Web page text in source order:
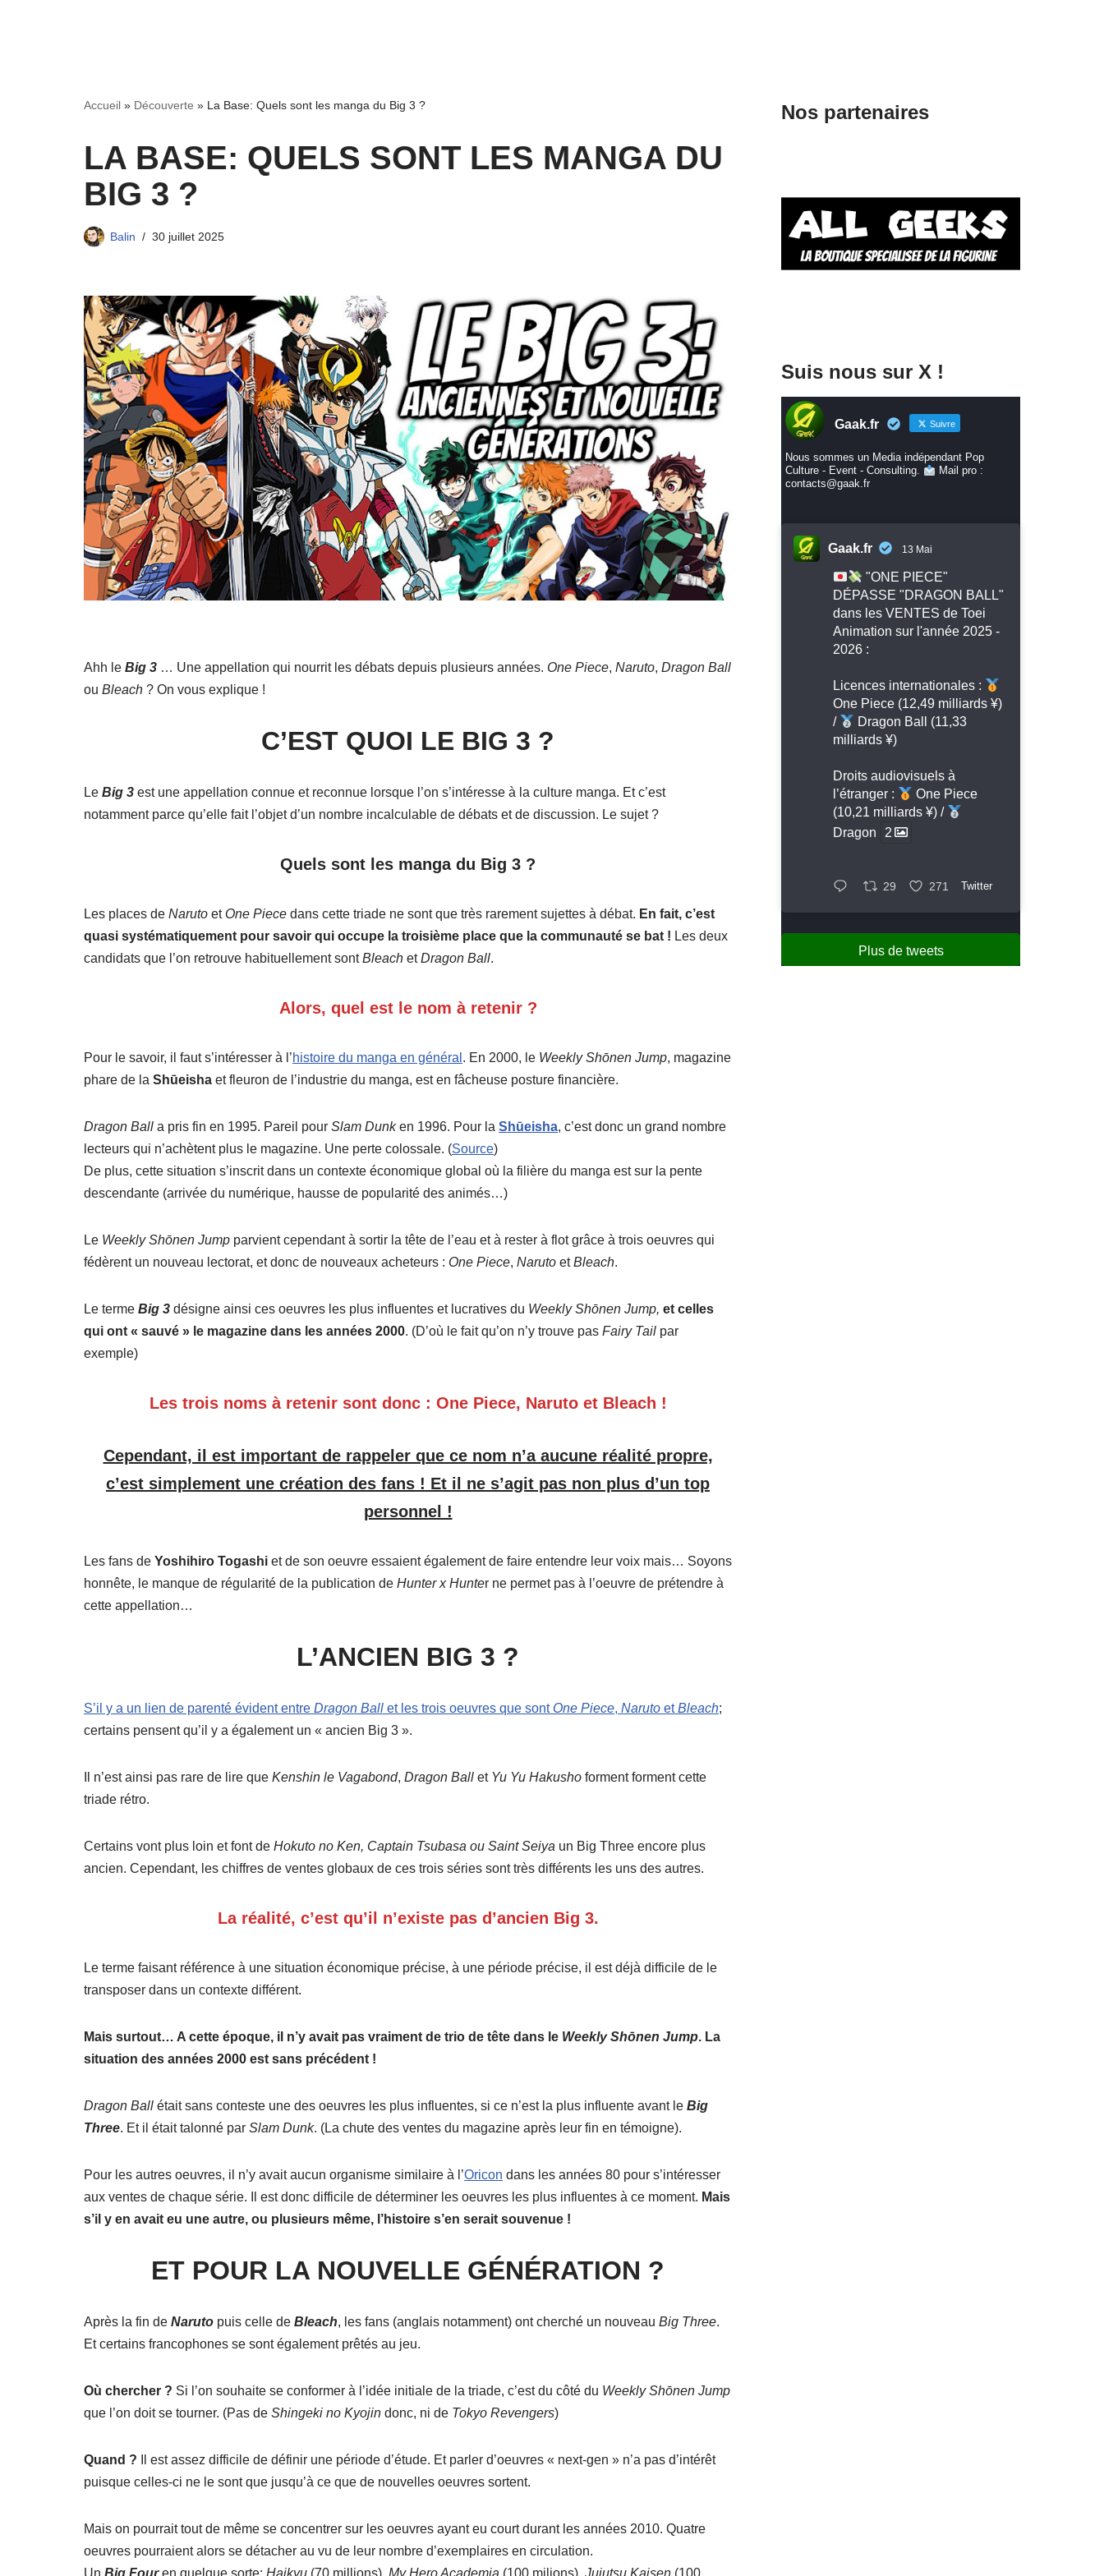
Accueil » Découverte » La Base: Quels sont les manga du Big 3 ?
LA BASE: QUELS SONT LES MANGA DU
BIG 3 ?
Balin 30 juillet 2025
Ahh le Big 3 … Une appellation qui nourrit les débats depuis plusieurs années. One Piece, Naruto, Dragon Ball
ou Bleach ? On vous explique !
C’EST QUOI LE BIG 3 ?
Le Big 3 est une appellation connue et reconnue lorsque l’on s’intéresse à la culture manga. Et c’est
notamment parce qu’elle fait l’objet d’un nombre incalculable de débats et de discussion. Le sujet ?
Quels sont les manga du Big 3 ?
Les places de Naruto et One Piece dans cette triade ne sont que très rarement sujettes à débat. En fait, c’est
quasi systématiquement pour savoir qui occupe la troisième place que la communauté se bat ! Les deux
candidats que l’on retrouve habituellement sontBleach etDragon Ball.
Alors, quel est le nom à retenir ?
Pour le savoir, il faut s’intéresser à l’histoire du manga en général . En 2000, le Weekly Shōnen Jump, magazine
phare de la Shūeisha et fleuron de l’industrie du manga, est en fâcheuse posture financière.
Dragon Ball a pris fin en 1995. Pareil pour Slam Dunken 1996. Pour la Shūeisha, c’est donc un grand nombre
lecteurs qui n’achètent plus le magazine. Une perte colossale. (Source)
De plus, cette situation s’inscrit dans un contexte économique global où la filière du manga est sur la pente
descendante (arrivée du numérique, hausse de popularité des animés…)
Le Weekly Shōnen Jump parvient cependant à sortir la tête de l’eau et à rester à flot grâce à trois oeuvres qui
fédèrent un nouveau lectorat, et donc de nouveaux acheteurs : One Piece, Naruto etBleach.
Le terme Big 3 désigne ainsi ces oeuvres les plus influentes et lucratives du Weekly Shōnen Jump, et celles
qui ont « sauvé » le magazine dans les années 2000. (D’où le fait qu’on n’y trouve pas Fairy Tail par
exemple)
Les trois noms à retenir sont donc : One Piece, Naruto et Bleach !
Cependant, il est important de rappeler que ce nom n’a aucune réalité propre,
c’est simplement une création des fans ! Et il ne s’agit pas non plus d’un top
personnel !
Les fans de Yoshihiro Togashi et de son oeuvre essaient également de faire entendre leur voix mais… Soyons
honnête, le manque de régularité de la publication de Hunter x Hunter ne permet pas à l’oeuvre de prétendre à
cette appellation…
L’ANCIEN BIG 3 ?
S’il y a un lien de parenté évident entre Dragon Ball et les trois oeuvres que sont One Piece, Naruto etBleach;
certains pensent qu’il y a également un « ancien Big 3 ».
Il n’est ainsi pas rare de lire que Kenshin le Vagabond, Dragon Ball et Yu Yu Hakusho forment forment cette
triade rétro.
Certains vont plus loin et font de Hokuto no Ken, Captain Tsubasa ou Saint Seiya un Big Three encore plus
ancien. Cependant, les chiffres de ventes globaux de ces trois séries sont très différents les uns des autres.
La réalité, c’est qu’il n’existe pas d’ancien Big 3.
Le terme faisant référence à une situation économique précise, à une période précise, il est déjà difficile de le
transposer dans un contexte différent.
Mais surtout… A cette époque, il n’y avait pas vraiment de trio de tête dans le Weekly Shōnen Jump. La
situation des années 2000 est sans précédent !
Dragon Ball était sans conteste une des oeuvres les plus influentes, si ce n’est la plus influente avant le Big
Three. Et il était talonné par Slam Dunk. (La chute des ventes du magazine après leur fin en témoigne).
Pour les autres oeuvres, il n’y avait aucun organisme similaire à l’Oricon dans les années 80 pour s’intéresser
aux ventes de chaque série. Il est donc difficile de déterminer les oeuvres les plus influentes à ce moment. Mais
s’il y en avait eu une autre, ou plusieurs même, l’histoire s’en serait souvenue !
ET POUR LA NOUVELLE GÉNÉRATION ?
Après la fin de Naruto puis celle de Bleach, les fans (anglais notamment) ont cherché un nouveau Big Three.
Et certains francophones se sont également prêtés au jeu.
Où chercher ? Si l’on souhaite se conformer à l’idée initiale de la triade, c’est du côté du Weekly Shōnen Jump
que l’on doit se tourner. (Pas de Shingeki no Kyojin donc, ni de Tokyo Revengers)
Quand ? Il est assez difficile de définir une période d’étude. Et parler d’oeuvres « next-gen » n’a pas d’intérêt
puisque celles-ci ne le sont que jusqu’à ce que de nouvelles oeuvres sortent.
Mais on pourrait tout de même se concentrer sur les oeuvres ayant eu court durant les années 2010. Quatre
oeuvres pourraient alors se détacher au vu de leur nombre d’exemplaires en circulation.
Un Big Fouren quelque sorte: Haikyu (70 millions), My Hero Academia (100 milions), Jujutsu Kaisen (100
Nos partenaires
Suis nous sur X !
Gaak.fr Suivre
Nous sommes un Media indépendant Pop
Culture - Event - Consulting.
Mail pro :
contacts@gaak.fr
Gaak.fr 13 Mai
"ONE PIECE"
DÉPASSE "DRAGON BALL"
dans les VENTES de Toei
Animation sur l'année 2025 -
2026 :
Licences internationales :
One Piece (12,49 milliards ¥)
/
Dragon Ball (11,33
milliards ¥)
Droits audiovisuels à
l’étranger :
One Piece
(10,21 milliards ¥) /
Dragon
2
29 271 Twitter
Plus de tweets